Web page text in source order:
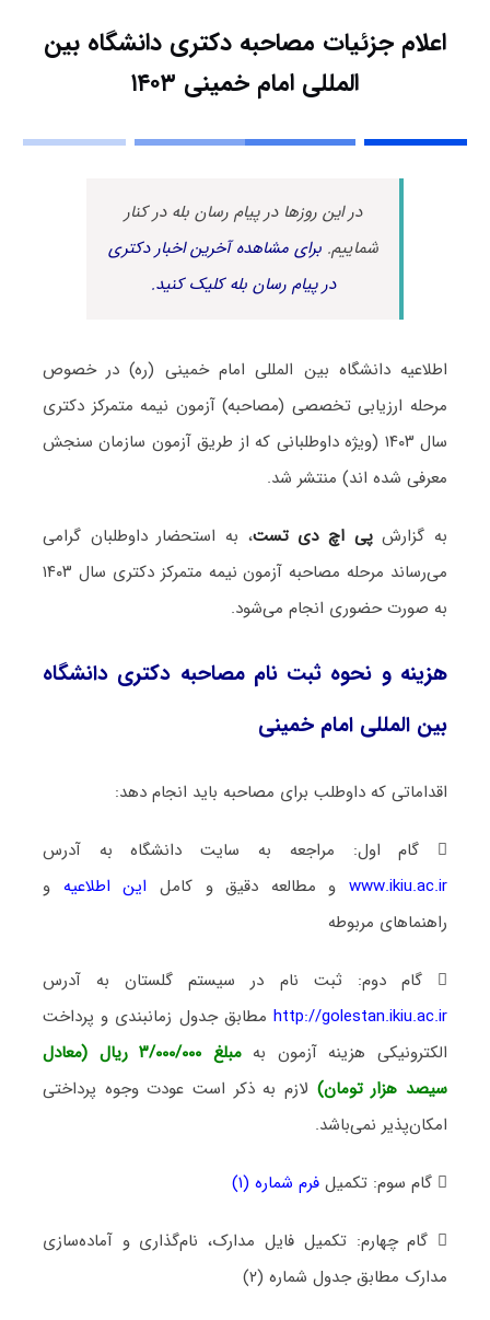
اعلام جزئیات مصاحبه دکتری دانشگاه بین
المللی امام خمینی ۱۴۰۳
در این روزها در پیام رسان بله در کنار
شماییم.برای مشاهده آخرین اخبار دکتری
در پیام رسان بله کلیک کنید.
اطلاعیه دانشگاه بین المللی امام خمینی (ره) در خصوص
مرحله ارزیابی تخصصی (مصاحبه) آزمون نیمه متمرکز دکتری
سال ۱۴۰۳ (ویژه داوطلبانی که از طریق آزمون سازمان سنجش
معرفی شده اند) منتشر شد.
به گزارش پی اچ دی تست، به استحضار داوطلبان گرامی
می‌رساند مرحله مصاحبه آزمون نیمه متمرکز دکتری سال ۱۴۰۳
به صورت حضوری انجام می‌شود.
هزینه و نحوه ثبت نام مصاحبه دکتری دانشگاه
بین المللی امام خمینی
اقداماتی که داوطلب برای مصاحبه باید انجام دهد:
 گام اول: مراجعه به سایت دانشگاه به آدرس
www.ikiu.ac.irو مطالعه دقیق و کامل این اطلاعیه و
راهنماهای مربوطه
 گام دوم: ثبت نام در سیستم گلستان به آدرس
http://golestan.ikiu.ac.irمطابق جدول زمانبندی و پرداخت
الکترونیکی هزینه آزمون به
مبلغ ۳/۰۰۰/۰۰۰ ریال (معادل
سیصد هزار تومان) لازم به ذکر است عودت وجوه پرداختی
امکان‌پذیر نمی‌باشد.
 گام سوم: تکمیل فرم شماره (۱)
 گام چهارم: تکمیل فایل مدارک، نام‌گذاری و آماده‌سازی
مدارک مطابق جدول شماره (۲)